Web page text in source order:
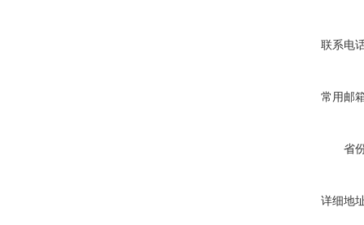
联系电
常用邮
省
详细地